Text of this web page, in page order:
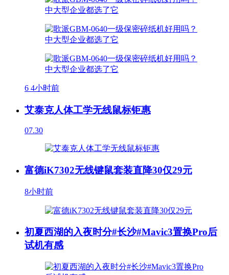
6 4小时前
艾泰克人体工学无线鼠标钜惠
07.30
富德iK7302无线键鼠套装直降30仅29元
8小时前
初夏西湖的入夜时分#长沙#Mavic3置换Pro后
试机有感